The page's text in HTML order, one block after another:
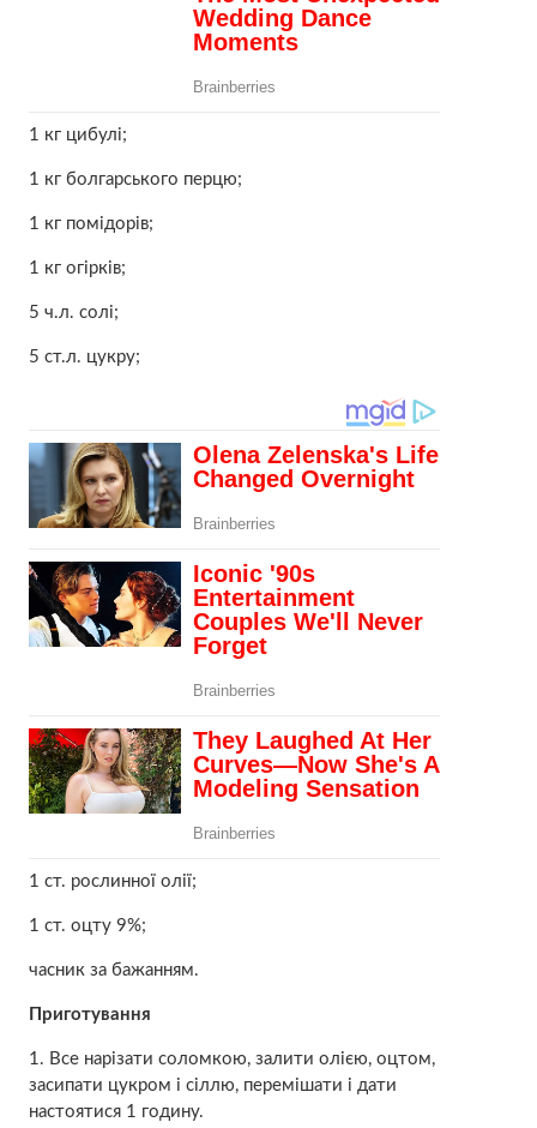
1 кг цибулі;
1 кг болгарського перцю;
1 кг помідорів;
1 кг огірків;
5 ч.л. солі;
5 ст.л. цукру;
1 ст. рослинної олії;
1 ст. оцту 9%;
часник за бажанням.
Приготування
1. Все нарізати соломкою, залити олією, оцтом,
засипати цукром і сіллю, перемішати і дати
настоятися 1 годину.